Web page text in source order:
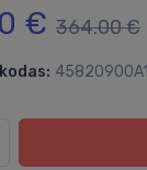
€ 364.00 €
45820900A1